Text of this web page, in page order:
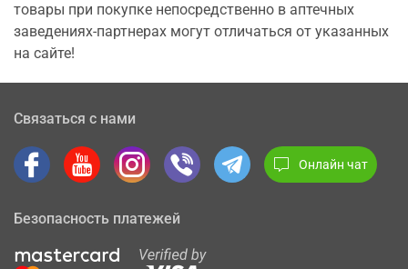
товары при покупке непосредственно в аптечных
заведениях-партнерах могут отличаться от указанных
на сайте!
Связаться с нами
Онлайн чат
Безопасность платежей